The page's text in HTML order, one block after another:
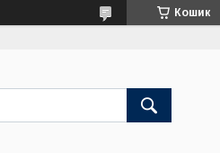
Кошик